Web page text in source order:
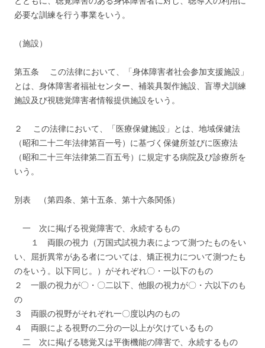
必要な訓練を行う事業をいう。
（施設）
第五条 この法律において、「身体障害者社会参加支援施設」
とは、身体障害者福祉センター、補装具製作施設、盲導犬訓練
施設及び視聴覚障害者情報提供施設をいう。
２ この法律において、「医療保健施設」とは、地域保健法
（昭和二十二年法律第百一号）に基づく保健所並びに医療法
（昭和二十三年法律第二百五号）に規定する病院及び診療所を
いう。
別表 （第四条、第十五条、第十六条関係）
一 次に掲げる視覚障害で、永続するもの
１ 両眼の視力（万国式試視力表によつて測つたものをい
い、屈折異常がある者については、矯正視力について測つたも
のをいう。以下同じ。）がそれぞれ〇・一以下のもの
２ 一眼の視力が〇・〇二以下、他眼の視力が〇・六以下のも
の
３ 両眼の視野がそれぞれ一〇度以内のもの
４ 両眼による視野の二分の一以上が欠けているもの
二 次に掲げる聴覚又は平衡機能の障害で、永続するもの